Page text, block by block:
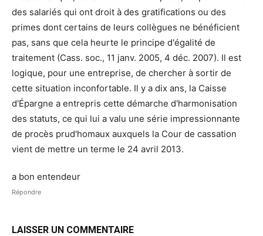
des salariés qui ont droit à des gratifications ou des
primes dont certains de leurs collègues ne bénéficient
pas, sans que cela heurte le principe d'égalité de
traitement (Cass. soc., 11 janv. 2005, 4 déc. 2007). Il est
logique, pour une entreprise, de chercher à sortir de
cette situation inconfortable. Il y a dix ans, la Caisse
d'Épargne a entrepris cette démarche d'harmonisation
des statuts, ce qui lui a valu une série impressionnante
de procès prud'homaux auxquels la Cour de cassation
vient de mettre un terme le 24 avril 2013.
a bon entendeur
Répondre
LAISSER UN COMMENTAIRE